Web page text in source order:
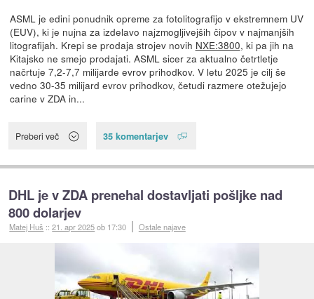
ASML je edini ponudnik opreme za fotolitografijo v ekstremnem UV
(EUV), ki je nujna za izdelavo najzmogljivejših čipov v najmanjših
litografijah. Krepi se prodaja strojev novih NXE:3800, ki pa jih na
Kitajsko ne smejo prodajati. ASML sicer za aktualno četrtletje
načrtuje 7,2-7,7 milijarde evrov prihodkov. V letu 2025 je cilj še
vedno 30-35 milijard evrov prihodkov, četudi razmere otežujejo
carine v ZDA in...
Preberi več 35 komentarjev
DHL je v ZDA prenehal dostavljati pošljke nad
800 dolarjev
Matej Huš ::21. apr 2025ob 17:30 Ostale najave